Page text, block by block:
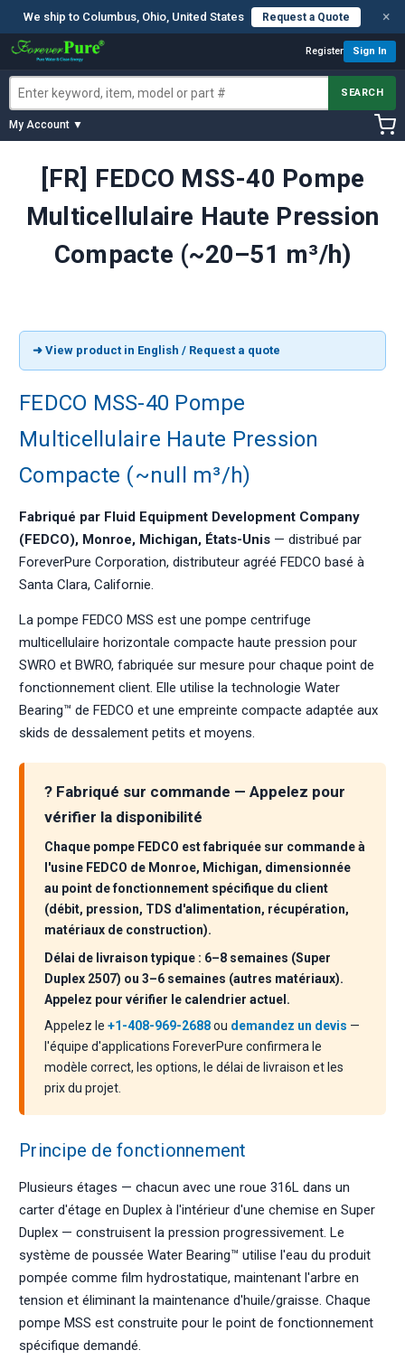
We ship to Columbus, Ohio, United States Request a Quote ×
Register Sign In
SEARCH
My Account ▼
[FR] FEDCO MSS-40 Pompe
Multicellulaire Haute Pression
Compacte (~20–51 m³/h)
➜ View product in English / Request a quote
FEDCO MSS-40 Pompe
Multicellulaire Haute Pression
Compacte (~null m³/h)
Fabriqué par Fluid Equipment Development Company
(FEDCO), Monroe, Michigan, États-Unis — distribué par
ForeverPure Corporation, distributeur agréé FEDCO basé à
Santa Clara, Californie.
La pompe FEDCO MSS est une pompe centrifuge
multicellulaire horizontale compacte haute pression pour
SWRO et BWRO, fabriquée sur mesure pour chaque point de
fonctionnement client. Elle utilise la technologie Water
Bearing™ de FEDCO et une empreinte compacte adaptée aux
skids de dessalement petits et moyens.
? Fabriqué sur commande — Appelez pour
vérifier la disponibilité
Chaque pompe FEDCO est fabriquée sur commande à
l'usine FEDCO de Monroe, Michigan, dimensionnée
au point de fonctionnement spécifique du client
(débit, pression, TDS d'alimentation, récupération,
matériaux de construction).
Délai de livraison typique : 6–8 semaines (Super
Duplex 2507) ou 3–6 semaines (autres matériaux).
Appelez pour vérifier le calendrier actuel.
Appelez le +1-408-969-2688ou demandez un devis —
l'équipe d'applications ForeverPure confirmera le
modèle correct, les options, le délai de livraison et les
prix du projet.
Principe de fonctionnement
Plusieurs étages — chacun avec une roue 316L dans un
carter d'étage en Duplex à l'intérieur d'une chemise en Super
Duplex — construisent la pression progressivement. Le
système de poussée Water Bearing™ utilise l'eau du produit
pompée comme film hydrostatique, maintenant l'arbre en
tension et éliminant la maintenance d'huile/graisse. Chaque
pompe MSS est construite pour le point de fonctionnement
spécifique demandé.